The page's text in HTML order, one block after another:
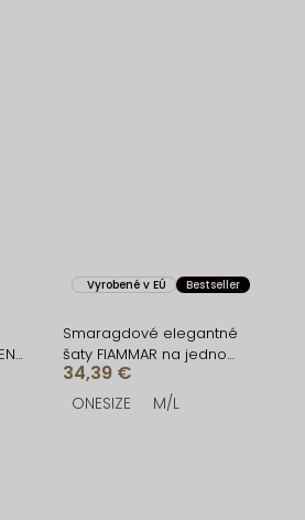
Vyrobené v EÚ Bestseller
Smaragdové elegantné
šaty FIAMMAR na jedno
rameno
34,39 €
ONESIZE M/L